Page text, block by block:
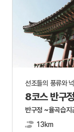
선조들의 풍류와
8코스 반구
반구정 ~율곡습지
13km